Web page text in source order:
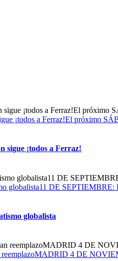
¡todos a Ferraz!El próximo
sigue ¡todos a Ferraz!
globalista11 DE
globalista
reemplazoMADRID 4 DE